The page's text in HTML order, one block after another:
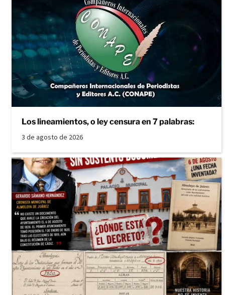
Los lineamientos, o ley censura en 7 palabras:
3 de agosto de 2026